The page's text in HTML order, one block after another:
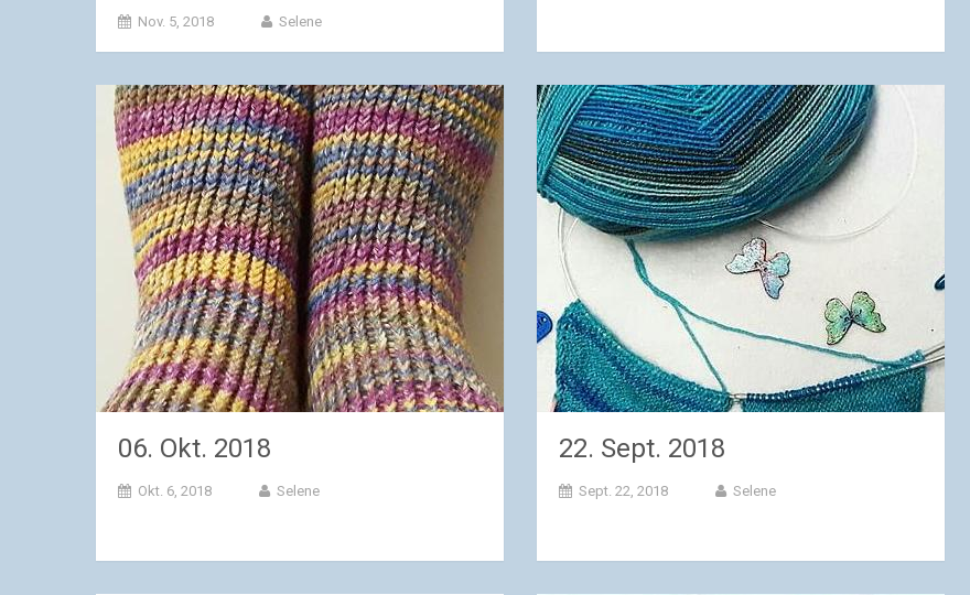
Nov. 5, 2018 Selene
06. Okt. 2018
Okt. 6, 2018 Selene
22. Sept. 2018
Sept. 22, 2018 Selene